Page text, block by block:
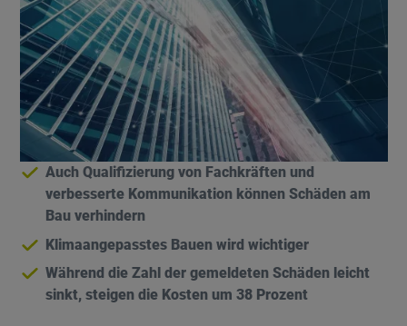
Auch Qualifizierung von Fachkräften und
verbesserte Kommunikation können Schäden am
Bau verhindern
Klimaangepasstes Bauen wird wichtiger
Während die Zahl der gemeldeten Schäden leicht
sinkt, steigen die Kosten um 38 Prozent